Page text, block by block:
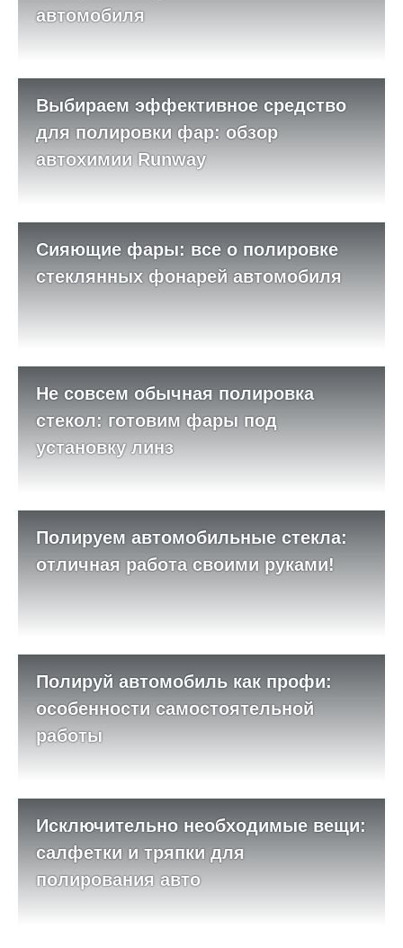
автомобиля
Выбираем эффективное средство
для полировки фар: обзор
автохимии Runway
Сияющие фары: все о полировке
стеклянных фонарей автомобиля
Не совсем обычная полировка
стекол: готовим фары под
установку линз
Полируем автомобильные стекла:
отличная работа своими руками!
Полируй автомобиль как профи:
особенности самостоятельной
работы
Исключительно необходимые вещи:
салфетки и тряпки для
полирования авто